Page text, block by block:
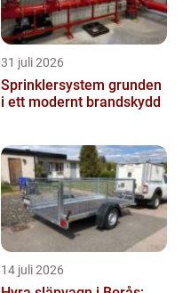
31 juli 2026
Sprinklersystem grunden
i ett modernt brandskydd
14 juli 2026